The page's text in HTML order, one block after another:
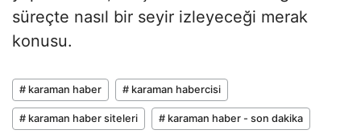
süreçte nasıl bir seyir izleyeceği merak
konusu.
# karaman haber # karaman habercisi
# karaman haber siteleri # karaman haber - son dakika